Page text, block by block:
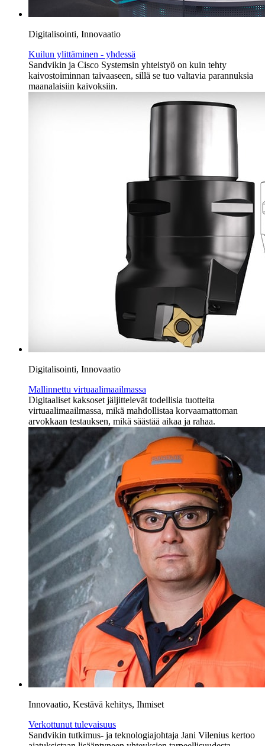
Digitalisointi, Innovaatio
Kuilun ylittäminen - yhdessä
Sandvikin ja Cisco Systemsin yhteistyö on kuin tehty
kaivostoiminnan taivaaseen, sillä se tuo valtavia parannuksia
maanalaisiin kaivoksiin.
Digitalisointi, Innovaatio
Mallinnettu virtuaalimaailmassa
Digitaaliset kaksoset jäljittelevät todellisia tuotteita
virtuaalimaailmassa, mikä mahdollistaa korvaamattoman
arvokkaan testauksen, mikä säästää aikaa ja rahaa.
Innovaatio, Kestävä kehitys, Ihmiset
Verkottunut tulevaisuus
Sandvikin tutkimus- ja teknologiajohtaja Jani Vilenius kertoo